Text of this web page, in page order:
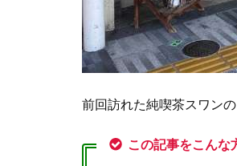
前回訪れた純喫茶スワン
この記事をこん